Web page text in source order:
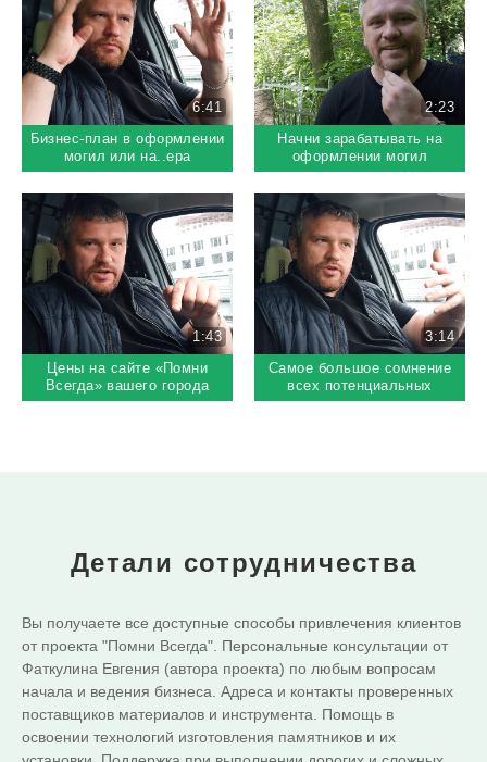
6:41
Бизнес-план в оформлении
могил или на..ера
козе баян?!
2:23
Начни зарабатывать на
оформлении могил
1:43
Цены на сайте «Помни
Всегда» вашего города
3:14
Самое большое сомнение
всех потенциальных
партнеров «Помни Всегда»
Детали сотрудничества
Вы получаете все доступные способы привлечения клиентов
от проекта "Помни Всегда". Персональные консультации от
Фаткулина Евгения (автора проекта) по любым вопросам
начала и ведения бизнеса. Адреса и контакты проверенных
поставщиков материалов и инструмента. Помощь в
освоении технологий изготовления памятников и их